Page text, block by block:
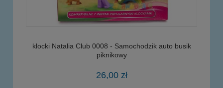
klocki Natalia Club 0008 - Samochodzik auto busik
piknikowy
26,00 zł